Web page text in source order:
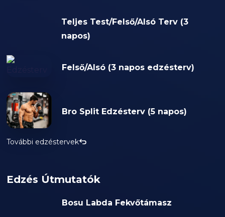
Teljes Test/Felső/Alsó Terv (3
napos)
Felső/Alsó (3 napos edzésterv)
Bro Split Edzésterv (5 napos)
További edzéstervek
Edzés Útmutatók
Bosu Labda Fekvőtámasz